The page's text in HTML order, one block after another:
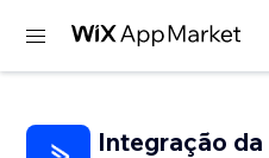
Integração da